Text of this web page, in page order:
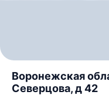
Воронежская
Северцова, д 42